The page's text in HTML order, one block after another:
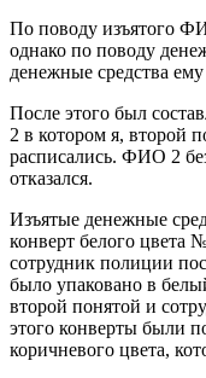
По поводу изъятого
однако по поводу
денежные средства
После этого был
2 в котором я, второй
расписались. ФИО 2
отказался.
Изъятые денежные
конверт белого цвета
сотрудник полиции
было упаковано в
второй понятой и
этого конверты были
коричневого цвета,